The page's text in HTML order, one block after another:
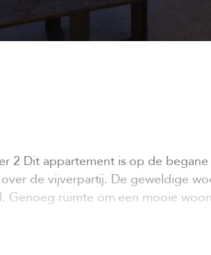
2 Dit appartement is op de
de vijverpartij. De geweldige
Genoeg ruimte om een mooie